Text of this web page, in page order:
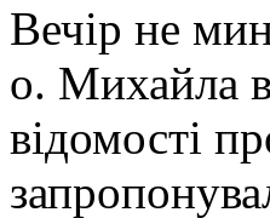
Вечір не
о. Михайла
відомості